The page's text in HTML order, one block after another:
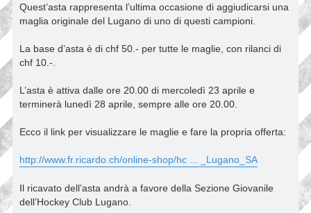
Quest’asta rappresenta l’ultima occasione di aggiudicarsi una
maglia originale del Lugano di uno di questi campioni.
La base d’asta è di chf 50.- per tutte le maglie, con rilanci di
chf 10.-.
L’asta è attiva dalle ore 20.00 di mercoledì 23 aprile e
terminerà lunedì 28 aprile, sempre alle ore 20.00.
Ecco il link per visualizzare le maglie e fare la propria offerta:
http://www.fr.ricardo.ch/online-shop/hc ... _Lugano_SA
Il ricavato dell’asta andrà a favore della Sezione Giovanile
dell’Hockey Club Lugano.